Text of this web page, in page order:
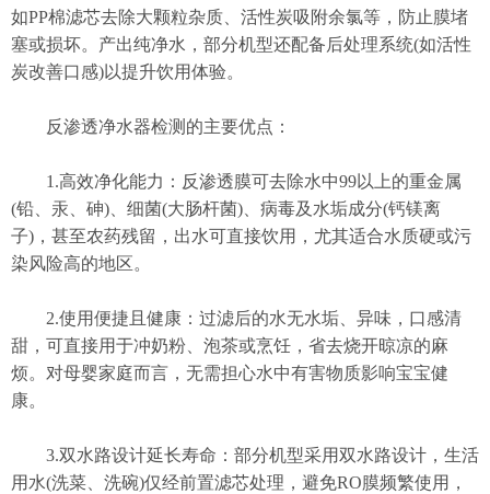
如PP棉滤芯去除大颗粒杂质、活性炭吸附余氯等，防止膜堵
塞或损坏。产出纯净水，部分机型还配备后处理系统(如活性
炭改善口感)以提升饮用体验。
反渗透净水器检测的主要优点：
1.高效净化能力：反渗透膜可去除水中99以上的重金属
(铅、汞、砷)、细菌(大肠杆菌)、病毒及水垢成分(钙镁离
子)，甚至农药残留，出水可直接饮用，尤其适合水质硬或污
染风险高的地区。
2.使用便捷且健康：过滤后的水无水垢、异味，口感清
甜，可直接用于冲奶粉、泡茶或烹饪，省去烧开晾凉的麻
烦。对母婴家庭而言，无需担心水中有害物质影响宝宝健
康。
3.双水路设计延长寿命：部分机型采用双水路设计，生活
用水(洗菜、洗碗)仅经前置滤芯处理，避免RO膜频繁使用，